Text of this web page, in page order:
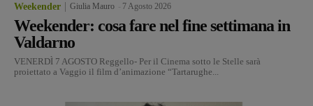
Weekender Giulia Mauro 7 Agosto 2026
Weekender: cosa fare nel fine settimana in
Valdarno
VENERDÌ 7 AGOSTO Reggello- Per il Cinema sotto le Stelle sarà
proiettato a Vaggio il film d’animazione “Tartarughe...